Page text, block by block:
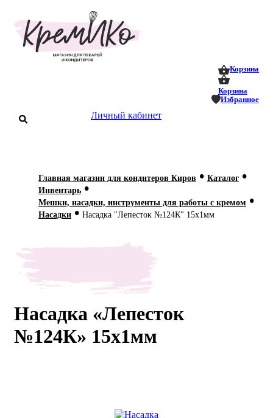
Корзина
Корзина
Избранное
Личный кабинет
Главная магазин для кондитеров Киров • Каталог •
Инвентарь •
Мешки, насадки, инструменты для работы с кремом •
Насадки • Насадка "Лепесток №124К" 15х1мм
Насадка «Лепесток
№124К» 15х1мм